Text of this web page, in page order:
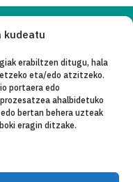
kudeatu
erabiltzen ditugu, hala
eta/edo atzitzeko.
portaera edo
ahalbidetuko
bertan behera uzteak
eragin ditzake.